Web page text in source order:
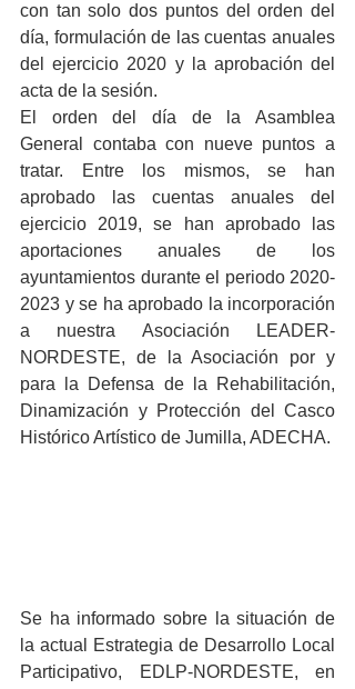
con tan solo dos puntos del orden del
día, formulación de las cuentas anuales
del ejercicio 2020 y la aprobación del
acta de la sesión.
El orden del día de la Asamblea
General contaba con nueve puntos a
tratar. Entre los mismos, se han
aprobado las cuentas anuales del
ejercicio 2019, se han aprobado las
aportaciones anuales de los
ayuntamientos durante el periodo 2020-
2023 y se ha aprobado la incorporación
a nuestra Asociación LEADER-
NORDESTE, de la Asociación por y
para la Defensa de la Rehabilitación,
Dinamización y Protección del Casco
Histórico Artístico de Jumilla, ADECHA.
Se ha informado sobre la situación de
la actual Estrategia de Desarrollo Local
Participativo, EDLP-NORDESTE, en